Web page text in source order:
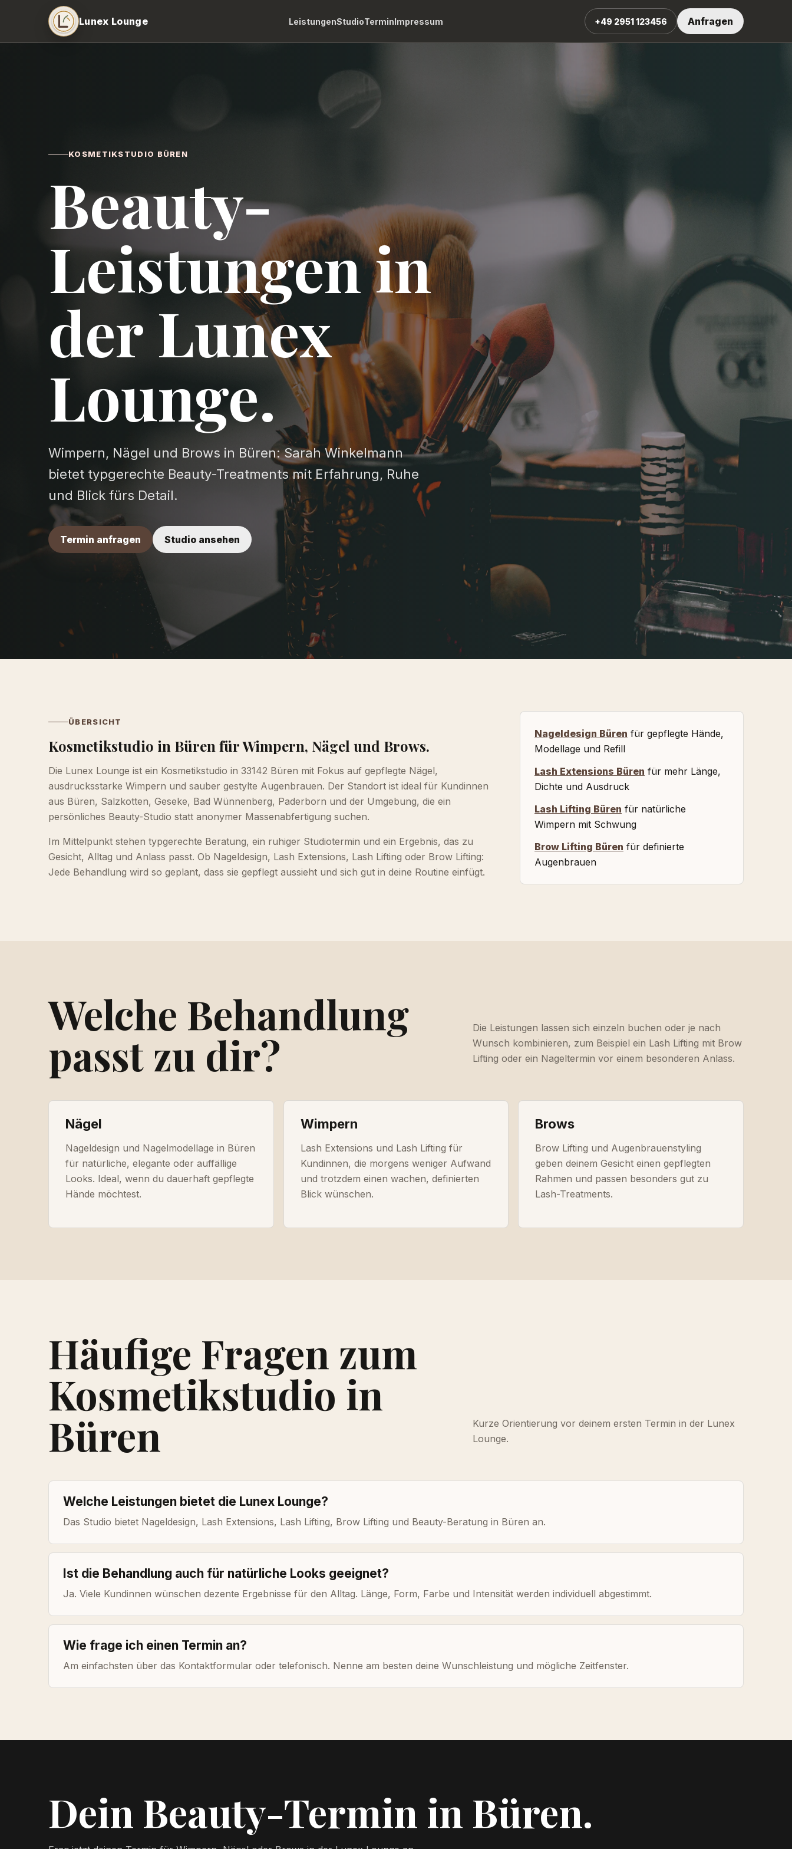
Lunex Lounge LeistungenStudioTerminImpressum +49 2951 123456 Anfragen
KOSMETIKSTUDIO BÜREN
Beauty-
Leistungen in
der Lunex
Lounge.
Wimpern, Nägel und Brows in Büren: Sarah Winkelmann
bietet typgerechte Beauty-Treatments mit Erfahrung, Ruhe
und Blick fürs Detail.
Termin anfragen Studio ansehen
ÜBERSICHT
Kosmetikstudio in Büren für Wimpern, Nägel und Brows.
Die Lunex Lounge ist ein Kosmetikstudio in 33142 Büren mit Fokus auf gepflegte Nägel,
ausdrucksstarke Wimpern und sauber gestylte Augenbrauen. Der Standort ist ideal für Kundinnen
aus Büren, Salzkotten, Geseke, Bad Wünnenberg, Paderborn und der Umgebung, die ein
persönliches Beauty-Studio statt anonymer Massenabfertigung suchen.
Im Mittelpunkt stehen typgerechte Beratung, ein ruhiger Studiotermin und ein Ergebnis, das zu
Gesicht, Alltag und Anlass passt. Ob Nageldesign, Lash Extensions, Lash Lifting oder Brow Lifting:
Jede Behandlung wird so geplant, dass sie gepflegt aussieht und sich gut in deine Routine einfügt.
Nageldesign Büren für gepflegte Hände,
Modellage und Refill
Lash Extensions Büren für mehr Länge,
Dichte und Ausdruck
Lash Lifting Büren für natürliche
Wimpern mit Schwung
Brow Lifting Büren für definierte
Augenbrauen
Welche Behandlung
passt zu dir?
Die Leistungen lassen sich einzeln buchen oder je nach
Wunsch kombinieren, zum Beispiel ein Lash Lifting mit Brow
Lifting oder ein Nageltermin vor einem besonderen Anlass.
Nägel
Nageldesign und Nagelmodellage in Büren
für natürliche, elegante oder auffällige
Looks. Ideal, wenn du dauerhaft gepflegte
Hände möchtest.
Wimpern
Lash Extensions und Lash Lifting für
Kundinnen, die morgens weniger Aufwand
und trotzdem einen wachen, definierten
Blick wünschen.
Brows
Brow Lifting und Augenbrauenstyling
geben deinem Gesicht einen gepflegten
Rahmen und passen besonders gut zu
Lash-Treatments.
Häufige Fragen zum
Kosmetikstudio in
Büren
Kurze Orientierung vor deinem ersten Termin in der Lunex
Lounge.
Welche Leistungen bietet die Lunex Lounge?
Das Studio bietet Nageldesign, Lash Extensions, Lash Lifting, Brow Lifting und Beauty-Beratung in Büren an.
Ist die Behandlung auch für natürliche Looks geeignet?
Ja. Viele Kundinnen wünschen dezente Ergebnisse für den Alltag. Länge, Form, Farbe und Intensität werden individuell abgestimmt.
Wie frage ich einen Termin an?
Am einfachsten über das Kontaktformular oder telefonisch. Nenne am besten deine Wunschleistung und mögliche Zeitfenster.
Dein Beauty-Termin in Büren.